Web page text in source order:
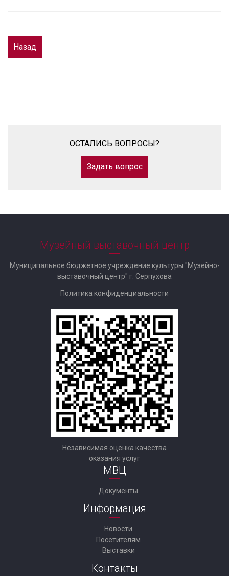
Назад
ОСТАЛИСЬ ВОПРОСЫ?
Задать вопрос
Музейный выставочный центр
Муниципальное бюджетное учреждение культуры "Музейно-
выставочный центр" г. Серпухова
Политика конфиденциальности
Независимая оценка качества
оказания услуг
МВЦ
Документы
Информация
Новости
Посетителям
Выставки
Контакты